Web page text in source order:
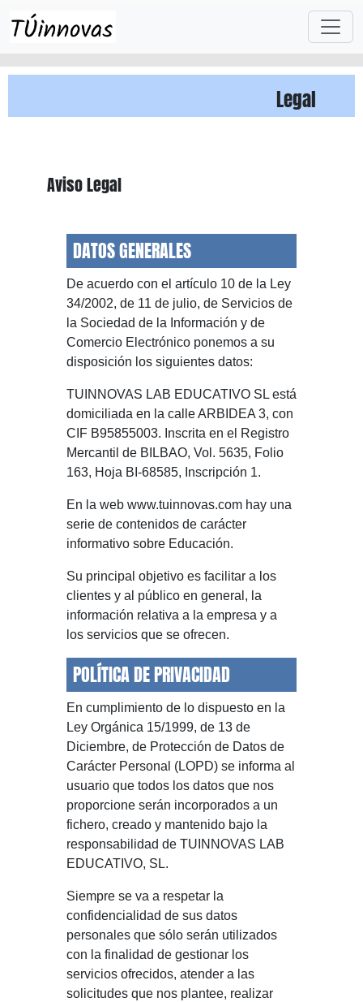
Legal
Aviso Legal
DATOS GENERALES
De acuerdo con el artículo 10 de la Ley
34/2002, de 11 de julio, de Servicios de
la Sociedad de la Información y de
Comercio Electrónico ponemos a su
disposición los siguientes datos:
TUINNOVAS LAB EDUCATIVO SL está
domiciliada en la calle ARBIDEA 3, con
CIF B95855003. Inscrita en el Registro
Mercantil de BILBAO, Vol. 5635, Folio
163, Hoja BI-68585, Inscripción 1.
En la web www.tuinnovas.com hay una
serie de contenidos de carácter
informativo sobre Educación.
Su principal objetivo es facilitar a los
clientes y al público en general, la
información relativa a la empresa y a
los servicios que se ofrecen.
POLÍTICA DE PRIVACIDAD
En cumplimiento de lo dispuesto en la
Ley Orgánica 15/1999, de 13 de
Diciembre, de Protección de Datos de
Carácter Personal (LOPD) se informa al
usuario que todos los datos que nos
proporcione serán incorporados a un
fichero, creado y mantenido bajo la
responsabilidad de TUINNOVAS LAB
EDUCATIVO, SL.
Siempre se va a respetar la
confidencialidad de sus datos
personales que sólo serán utilizados
con la finalidad de gestionar los
servicios ofrecidos, atender a las
solicitudes que nos plantee, realizar